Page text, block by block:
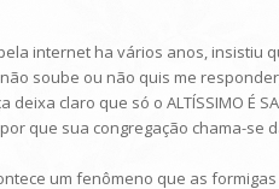
internet ha vários anos, insistiu
soube ou não quis me
claro que só o ALTÍSSIMO É
que sua congregação chama-se
um fenômeno que as